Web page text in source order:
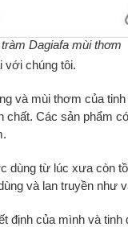
Dagiafa mùi thơm
với chúng tôi.
và mùi thơm của
chất. Các sản phẩm
dùng từ lúc xưa còn
và lan truyền như
định của mình và tinh